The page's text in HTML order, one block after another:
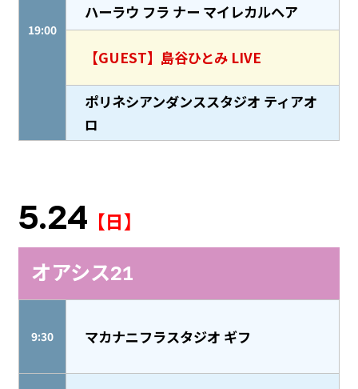
19:00
ハーラウ フラ ナー マイレカルヘア
【GUEST】島谷ひとみ LIVE
ポリネシアンダンススタジオ ティアオ
ロ
5.24【日】
オアシス21
9:30 マカナニフラスタジオ ギフ